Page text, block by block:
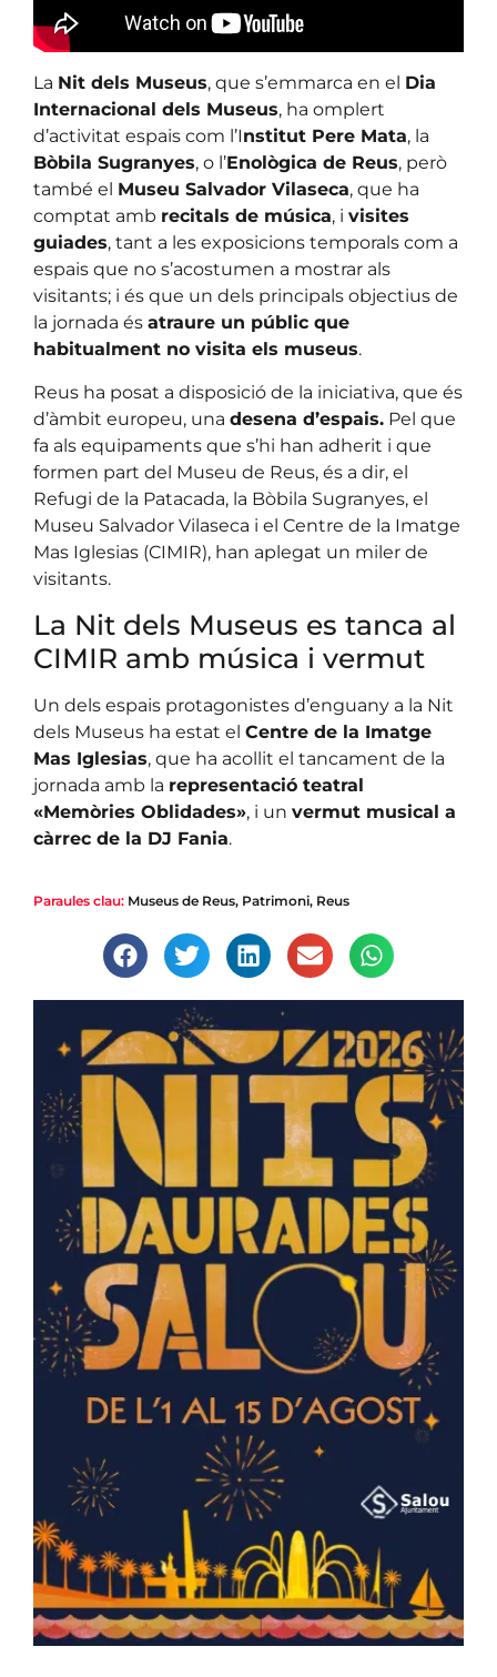
La Nit dels Museus, que s’emmarca en el Dia
Internacional dels Museus, ha omplert
d’activitat espais com l’Institut Pere Mata, la
Bòbila Sugranyes, o l’Enològica de Reus, però
també el Museu Salvador Vilaseca, que ha
comptat amb recitals de música, i visites
guiades, tant a les exposicions temporals com a
espais que no s’acostumen a mostrar als
visitants; i és que un dels principals objectius de
la jornada és atraure un públic que
habitualment no visita els museus.
Reus ha posat a disposició de la iniciativa, que és
d’àmbit europeu, una desena d’espais. Pel que
fa als equipaments que s’hi han adherit i que
formen part del Museu de Reus, és a dir, el
Refugi de la Patacada, la Bòbila Sugranyes, el
Museu Salvador Vilaseca i el Centre de la Imatge
Mas Iglesias (CIMIR), han aplegat un miler de
visitants.
La Nit dels Museus es tanca al
CIMIR amb música i vermut
Un dels espais protagonistes d’enguany a la Nit
dels Museus ha estat el Centre de la Imatge
Mas Iglesias, que ha acollit el tancament de la
jornada amb la representació teatral
«Memòries Oblidades», i un vermut musical a
càrrec de la DJ Fania.
Paraules clau: Museus de Reus, Patrimoni, Reus